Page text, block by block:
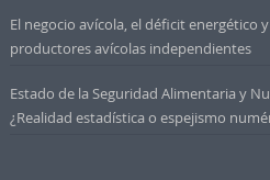
El negocio avícola, el déficit energético
productores avícolas independientes
Estado de la Seguridad Alimentaria y
¿Realidad estadística o espejismo